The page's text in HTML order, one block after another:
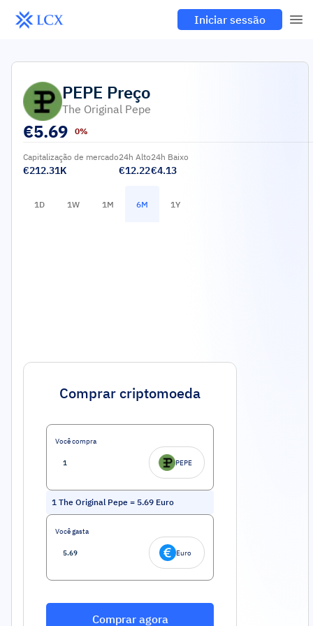
Iniciar sessão
PEPE Preço
The Original Pepe
€5.69 0%
Capitalização de mercado
€212.31K
24h Alto
€12.22
24h Baixo
€4.13
1D 1W 1M 6M 1Y
Comprar criptomoeda
Você compra
PEPE
1 The Original Pepe = 5.69 Euro
Você gasta
Euro
Comprar agora